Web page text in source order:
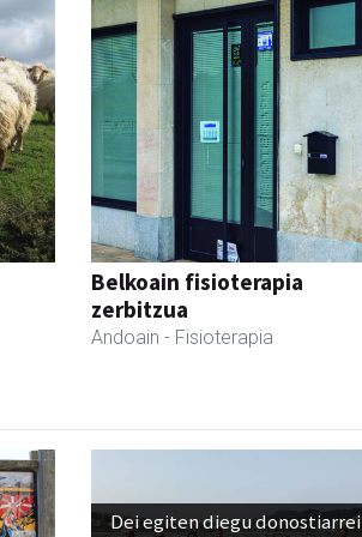
Belkoain fisioterapia
zerbitzua
Andoain - Fisioterapia
Dei egiten diegu donostiarrei